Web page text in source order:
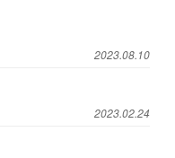
2023.08.10
2023.02.24